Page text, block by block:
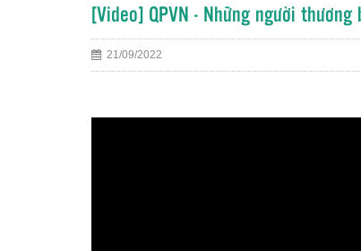
[Video] QPVN - Những người thương
21/09/2022